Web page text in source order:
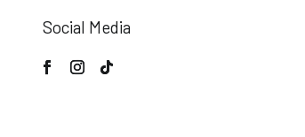
Social Media